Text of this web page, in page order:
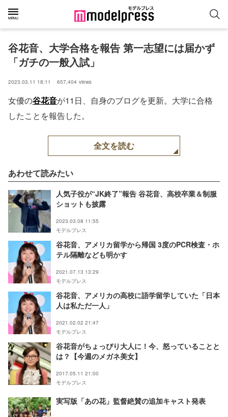
谷花音、大学合格を報告 第一志望には届かず
「ガチの一般入試」
2023.03.11 18:11 657,404 views
女優の谷花音が11日、自身のブログを更新。大学に合格
したことを報告した。
全文を読む
あわせて読みたい
人気子役が“JK終了”報告 谷花音、高校卒業＆制服
ショットも披露
2023.03.08 11:55
モデルプレス
谷花音、アメリカ留学から帰国 3度のPCR検査・ホ
テル隔離なども明かす
2021.07.13 13:29
モデルプレス
谷花音、アメリカの高校に語学留学していた「日本
人は私ただ一人」
2021.02.02 21:47
モデルプレス
谷花音がちょっぴり大人に！今、怒っていることと
は？【今週のメガネ美女】
2017.05.11 21:00
モデルプレス
実写版「あの花」監督絶賛の追加キャスト発表